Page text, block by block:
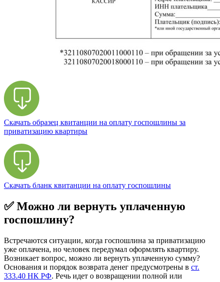
Скачать образец квитанции на оплату госпошлины за
приватизацию квартиры
Скачать бланк квитанции на оплату госпошлины
✅ Можно ли вернуть уплаченную
госпошлину?
Встречаются ситуации, когда госпошлина за приватизацию
уже оплачена, но человек передумал оформлять квартиру.
Возникает вопрос, можно ли вернуть уплаченную сумму?
Основания и порядок возврата денег предусмотрены в ст.
333.40 НК РФ. Речь идет о возвращении полной или